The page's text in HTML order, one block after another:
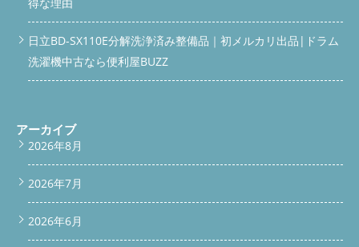
得な理由
日立BD-SX110E分解洗浄済み整備品｜初メルカリ出品|ドラム
洗濯機中古なら便利屋BUZZ
アーカイブ
2026年8月
2026年7月
2026年6月